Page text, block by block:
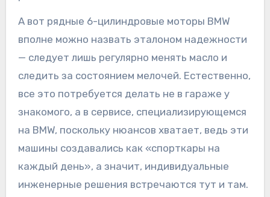
А вот рядные 6-цилиндровые моторы BMW
вполне можно назвать эталоном надежности
— следует лишь регулярно менять масло и
следить за состоянием мелочей. Естественно,
все это потребуется делать не в гараже у
знакомого, а в сервисе, специализирующемся
на BMW, поскольку нюансов хватает, ведь эти
машины создавались как «спорткары на
каждый день», а значит, индивидуальные
инженерные решения встречаются тут и там.